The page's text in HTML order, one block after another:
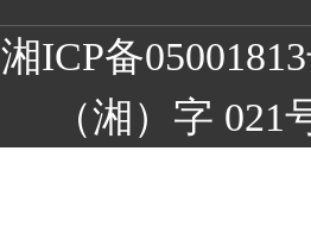
湘ICP备
（湘）字 021